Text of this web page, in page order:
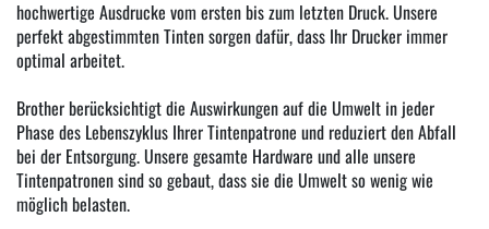
hochwertige Ausdrucke vom ersten bis zum letzten Druck. Unsere
perfekt abgestimmten Tinten sorgen dafür, dass Ihr Drucker immer
optimal arbeitet.
Brother berücksichtigt die Auswirkungen auf die Umwelt in jeder
Phase des Lebenszyklus Ihrer Tintenpatrone und reduziert den Abfall
bei der Entsorgung. Unsere gesamte Hardware und alle unsere
Tintenpatronen sind so gebaut, dass sie die Umwelt so wenig wie
möglich belasten.